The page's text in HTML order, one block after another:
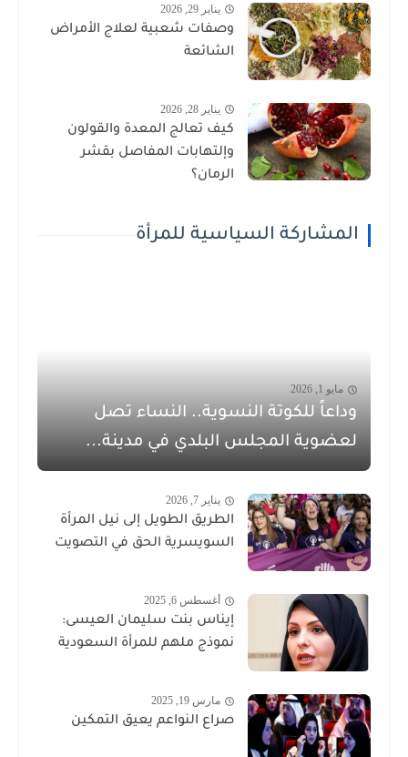
يناير 29, 2026
وصفات شعبية لعلاج الأمراض
الشائعة
يناير 28, 2026
كيف تعالج المعدة والقولون
وإلتهابات المفاصل بقشر
الرمان؟
المشاركة السياسية للمرأة
مايو 1, 2026
وداعاً للكوتة النسوية.. النساء تصل
لعضوية المجلس البلدي في مدينة...
يناير 7, 2026
الطريق الطويل إلى نيل المرأة
السويسرية الحق في التصويت
أغسطس 6, 2025
إيناس بنت سليمان العيسى:
نموذج ملهم للمرأة السعودية
مارس 19, 2025
صراع النواعم يعيق التمكين